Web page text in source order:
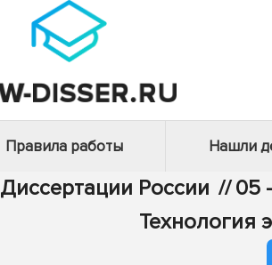
Правила работы Нашли
Диссертации России // 05
Технология